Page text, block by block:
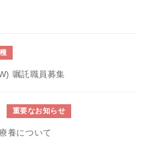
嘱託職員募集
重要なお知らせ
養について